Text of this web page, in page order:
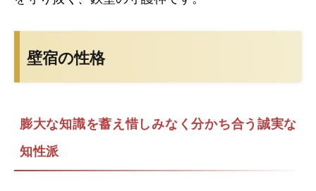
壁宿の性格
膨大な知識を蓄え惜しみなく分かち合う誠実な
知性派